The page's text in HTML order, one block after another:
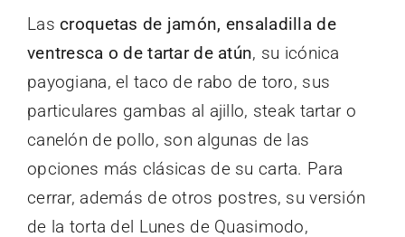
Lascroquetas de jamón, ensaladilla de
ventresca o de tartar de atún, su icónica
payogiana, el taco de rabo de toro, sus
particulares gambas al ajillo, steak tartar o
canelón de pollo, son algunas de las
opciones más clásicas de su carta. Para
cerrar, además de otros postres, su versión
de la torta del Lunes de Quasimodo,